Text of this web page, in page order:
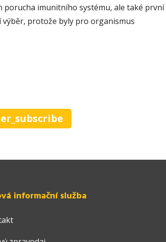
porucha imunitního systému, ale také první
protože byly pro organismus
informační služba